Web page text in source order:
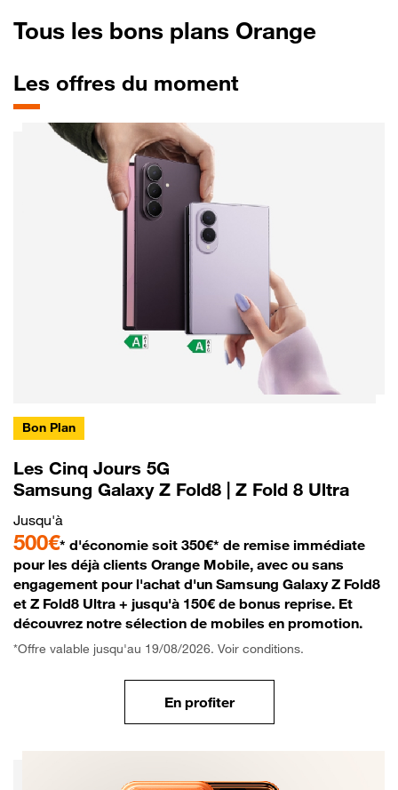
Tous les bons plans Orange
Les offres du moment
Bon Plan
Les Cinq Jours 5G
Samsung Galaxy Z Fold8 | Z Fold 8 Ultra
Jusqu'à
500€* d'économie soit 350€* de remise immédiate
pour les déjà clients Orange Mobile, avec ou sans
engagement pour l'achat d'un Samsung Galaxy Z Fold8
et Z Fold8 Ultra + jusqu'à 150€ de bonus reprise. Et
découvrez notre sélection de mobiles en promotion.
*Offre valable jusqu'au 19/08/2026. Voir conditions.
En profiter